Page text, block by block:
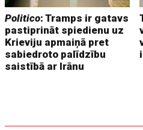
Politico: Tramps ir gatavs
pastiprināt spiedienu uz
Krieviju apmaiņā pret
sabiedroto palīdzību
saistībā ar Irānu